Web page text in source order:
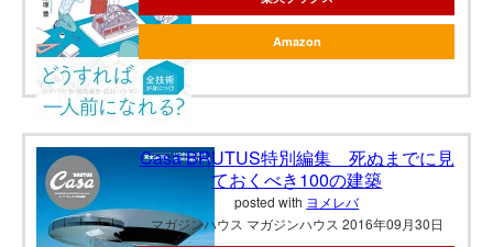
Amazon
Casa BRUTUS特別編集 死ぬまでに見
ておくべき100の建築
posted with ヨメレバ
マガジンハウス マガジンハウス 2016年09月30日